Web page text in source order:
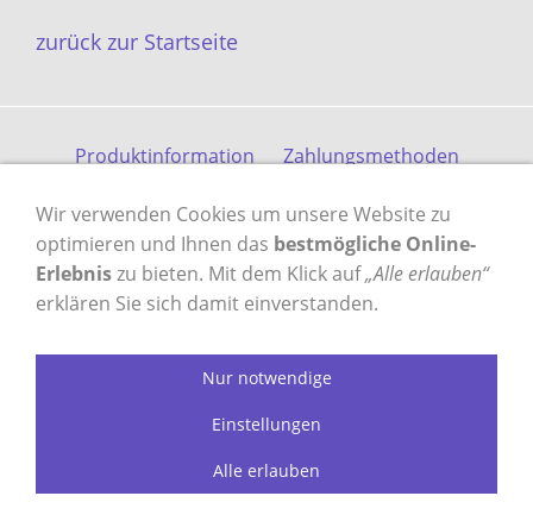
zurück zur Startseite
Produktinformation
Zahlungsmethoden
Datenschutz
Impressum
VERTRAG WIDERRUFEN
profilzylinder-shop.de - das Original
seit 2003
Wir verwenden Cookies um unsere Website zu
optimieren und Ihnen das bestmögliche Online-
Erlebniszu bieten. Mit dem Klick auf„Alle erlauben“
erklären Sie sich damit einverstanden.
Nur notwendige
Einstellungen
Alle erlauben